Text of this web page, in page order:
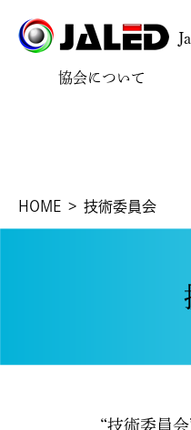
協会について
HOME 技術委員会
“技術委員